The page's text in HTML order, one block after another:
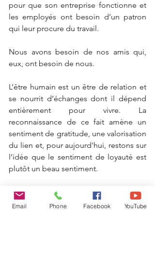
pour que son entreprise fonctionne et
les employés ont besoin d’un patron
qui leur procure du travail.
Nous avons besoin de nos amis qui,
eux, ont besoin de nous.
L’être humain est un être de relation et
se nourrit d’échanges dont il dépend
entièrement pour vivre. La
reconnaissance de ce fait amène un
sentiment de gratitude, une valorisation
du lien et, pour aujourd'hui, restons sur
l’idée que le sentiment de loyauté est
plutôt un beau sentiment.
Email Phone Facebook YouTube